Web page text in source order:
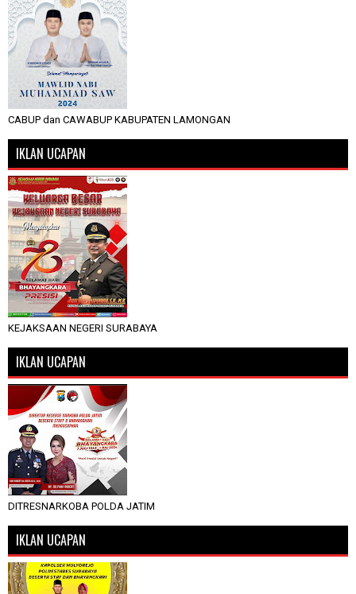
CABUP dan CAWABUP KABUPATEN LAMONGAN
IKLAN UCAPAN
KEJAKSAAN NEGERI SURABAYA
IKLAN UCAPAN
DITRESNARKOBA POLDA JATIM
IKLAN UCAPAN